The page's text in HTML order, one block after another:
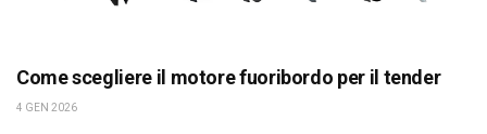
Come scegliere il motore fuoribordo per il tender
4 GEN 2026